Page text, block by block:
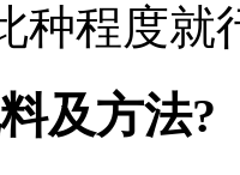
种程度就
及方法?